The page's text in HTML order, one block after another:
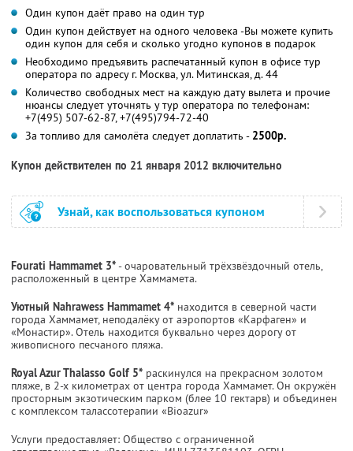
Один купон даёт право на один тур
Один купон действует на одного человека -Вы можете купить
один купон для себя и сколько угодно купонов в подарок
Необходимо предъявить распечатанный купон в офисе тур
оператора по адресу г. Москва, ул. Митинская, д. 44
Количество свободных мест на каждую дату вылета и прочие
нюансы следует уточнять у тур оператора по телефонам:
+7(495) 507-62-87, +7(495)794-72-40
За топливо для самолёта следует доплатить - 2500р.
Купон действителен по 21 января 2012 включительно
Узнай, как воспользоваться купоном
Fourati Hammamet 3*- очаровательный трёхзвёздочный отель,
расположенный в центре Хаммамета.
Уютный Nahrawess Hammamet 4* находится в северной части
города Хаммамет, неподалёку от аэропортов «Карфаген» и
«Монастир». Отель находится буквально через дорогу от
живописного песчаного пляжа.
Royal Azur Thalasso Golf 5* раскинулся на прекрасном золотом
пляже, в 2-х километрах от центра города Хаммамет. Он окружён
просторным экзотическим парком (блее 10 гектарв) и объединен
с комплексом талассотерапии «Bioazur»
Услуги предоставляет: Общество с ограниченной